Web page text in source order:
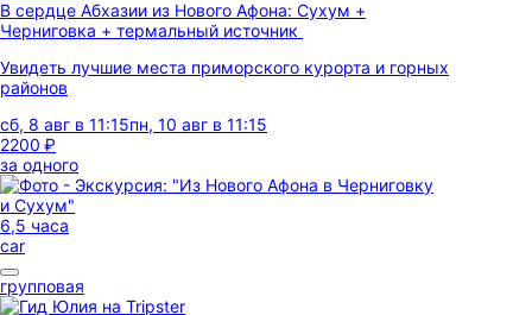
В сердце Абхазии из Нового Афона: Сухум +
Черниговка + термальный источник
Увидеть лучшие места приморского курорта и горных
районов
сб, 8 авг в 11:15пн, 10 авг в 11:15
2200 ₽
за одного
6,5 часа
car
групповая